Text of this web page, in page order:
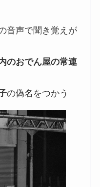
音声で聞き覚えが
のおでん屋の常連
の偽名をつかう